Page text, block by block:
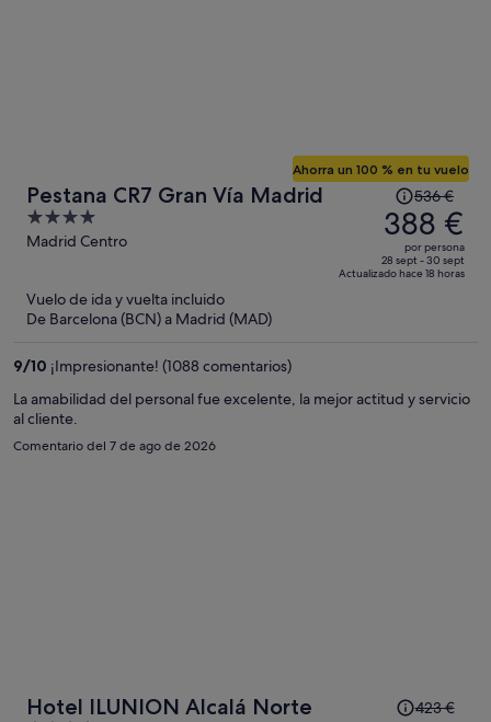
Pestana CR7 Gran Vía Madrid
4
out
Madrid Centro
Ahorra un 100 % en tu vuelo
El
precio
era
de
536 €,
por
536 €
388 €
por persona
28 sept - 30 sept
Actualizado hace 18 horas
Vuelo de ida y vuelta incluido
De Barcelona (BCN) a Madrid (MAD)
9/10 ¡Impresionante! (1088 comentarios)
La amabilidad del personal fue excelente, la mejor actitud y servicio
al cliente.
Comentario del 7 de ago de 2026
Hotel ILUNION Alcalá Norte
El
423 €